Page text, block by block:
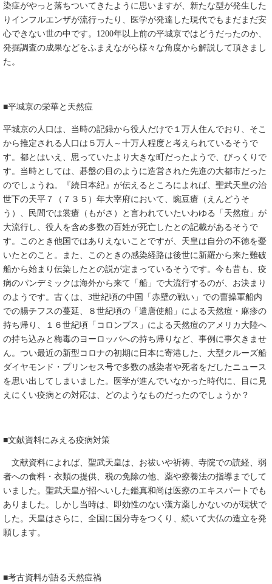
染症がやっと落ちついてきたように思いますが、新たな型が発生した
りインフルエンザが流行ったり、医学が発達した現代でもまだまだ安
心できない世の中です。1200年以上前の平城京ではどうだったのか、
発掘調査の成果などをふまえながら様々な角度から解説して頂きまし
た。
■平城京の栄華と天然痘
平城京の人口は、当時の記録から役人だけで１万人住んでおり、そこ
から推定される人口は５万人～十万人程度と考えられているそうで
す。都とはいえ、思っていたより大きな町だったようで、びっくりで
す。当時としては、碁盤の目のように造営された先進の大都市だった
のでしょうね。『続日本紀』が伝えるところによれば、聖武天皇の治
世下の天平７（７３５）年大宰府において、豌豆瘡（えんどうそ
う）、民間では裳瘡（もがさ）と言われていたいわゆる「天然痘」が
大流行し、役人を含め多数の百姓が死亡したとの記載があるそうで
す。このとき他国ではありえないことですが、天皇は自分の不徳を憂
いたとのこと。また、このときの感染経路は後世に新羅から来た難破
船から始まり伝染したとの説が定まっているそうです。今も昔も、疫
病のパンデミックは海外から来て「船」で大流行するのが、お決まり
のようです。古くは、3世紀頃の中国「赤壁の戦い」での曹操軍船内
での腸チフスの蔓延、８世紀頃の「遣唐使船」による天然痘・麻疹の
持ち帰り、１６世紀頃「コロンブス」による天然痘のアメリカ大陸へ
の持ち込みと梅毒のヨーロッパへの持ち帰りなど、事例に事欠きませ
ん。つい最近の新型コロナの初期に日本に寄港した、大型クルーズ船
ダイヤモンド・プリンセス号で多数の感染者や死者をだしたニュース
を思い出してしまいました。医学が進んでいなかった時代に、目に見
えにくい疫病との対応は、どのようなものだったのでしょうか？
■文献資料にみえる疫病対策
文献資料によれば、聖武天皇は、お祓いや祈祷、寺院での読経、弱
者への食料・衣類の提供、税の免除の他、薬や療養法の指導までして
いました。聖武天皇が招へいした鑑真和尚は医療のエキスパートでも
ありました。しかし当時は、即効性のない漢方薬しかないのが現状で
した。天皇はさらに、全国に国分寺をつくり、続いて大仏の造立を発
願します。
■考古資料が語る天然痘禍